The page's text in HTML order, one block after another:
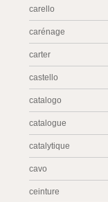
carello
carénage
carter
castello
catalogo
catalogue
catalytique
cavo
ceinture